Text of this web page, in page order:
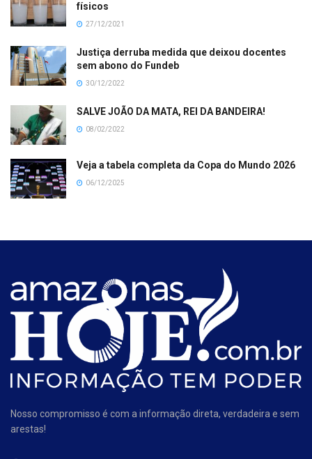
físicos
27/12/2021
Justiça derruba medida que deixou docentes
sem abono do Fundeb
30/12/2022
SALVE JOÃO DA MATA, REI DA BANDEIRA!
08/02/2022
Veja a tabela completa da Copa do Mundo 2026
06/12/2025
Nosso compromisso é com a informação direta, verdadeira e sem
arestas!